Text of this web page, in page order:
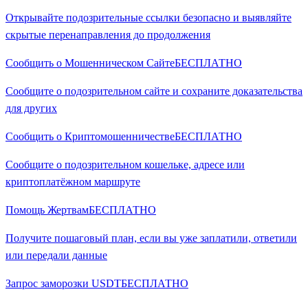
Открывайте подозрительные ссылки безопасно и выявляйте
скрытые перенаправления до продолжения
Сообщить о Мошенническом СайтеБЕСПЛАТНО
Сообщите о подозрительном сайте и сохраните доказательства
для других
Сообщить о КриптомошенничествеБЕСПЛАТНО
Сообщите о подозрительном кошельке, адресе или
криптоплатёжном маршруте
Помощь ЖертвамБЕСПЛАТНО
Получите пошаговый план, если вы уже заплатили, ответили
или передали данные
Запрос заморозки USDTБЕСПЛАТНО